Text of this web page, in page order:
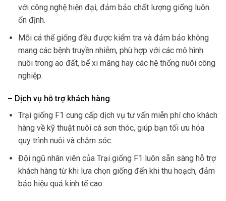
với công nghệ hiện đại, đảm bảo chất lượng giống luôn
ổn định.
Mỗi cá thể giống đều được kiểm tra và đảm bảo không
mang các bệnh truyền nhiễm, phù hợp với các mô hình
nuôi trong ao đất, bể xi măng hay các hệ thống nuôi công
nghiệp.
– Dịch vụ hỗ trợ khách hàng:
Trại giống F1 cung cấp dịch vụ tư vấn miễn phí cho khách
hàng về kỹ thuật nuôi cá sơn thóc, giúp bạn tối ưu hóa
quy trình nuôi và chăm sóc.
Đội ngũ nhân viên của Trại giống F1 luôn sẵn sàng hỗ trợ
khách hàng từ khi lựa chọn giống đến khi thu hoạch, đảm
bảo hiệu quả kinh tế cao.